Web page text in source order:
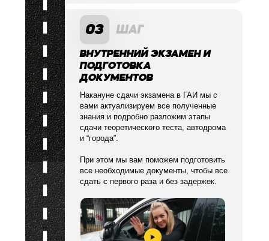
Накануне сдачи экзамена в ГАИ мы с
вами актуализируем все полученные
знания и подробно разложим этапы
сдачи теоретического теста, автодрома
и “города”.
При этом мы вам поможем подготовить
все необходимые документы, чтобы все
сдать с первого раза и без задержек.
ВНУТРЕННИЙ ЭКЗАМЕН И
ПОДГОТОВКА
ДОКУМЕНТОВ
ШАГ
03